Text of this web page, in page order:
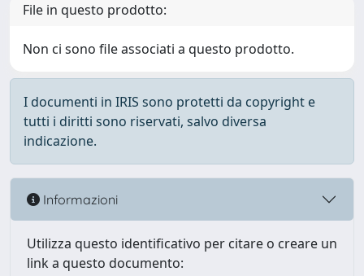
File in questo prodotto:
Non ci sono file associati a questo prodotto.
I documenti in IRIS sono protetti da copyright e
tutti i diritti sono riservati, salvo diversa
indicazione.
Informazioni
Utilizza questo identificativo per citare o creare un
link a questo documento: